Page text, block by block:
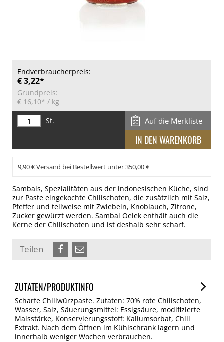
Endverbraucherpreis:
€ 3,22*
Grundpreis:
€ 16,10* / kg
St.
Auf die Merkliste
9,90 € Versand bei Bestellwert unter 350,00 €
Sambals, Spezialitäten aus der indonesischen Küche, sind
zur Paste eingekochte Chilischoten, die zusätzlich mit Salz,
Pfeffer und teilweise mit Zwiebeln, Knoblauch, Zitrone,
Zucker gewürzt werden. Sambal Oelek enthält auch die
Kerne der Chilischoten und ist deshalb sehr scharf.
Teilen
ZUTATEN/PRODUKTINFO
Scharfe Chiliwürzpaste. Zutaten: 70% rote Chilischoten,
Wasser, Salz, Säuerungsmittel: Essigsäure, modifizierte
Maisstärke, Konservierungsstoff: Kaliumsorbat, Chili
Extrakt. Nach dem Öffnen im Kühlschrank lagern und
innerhalb weniger Wochen verbrauchen.